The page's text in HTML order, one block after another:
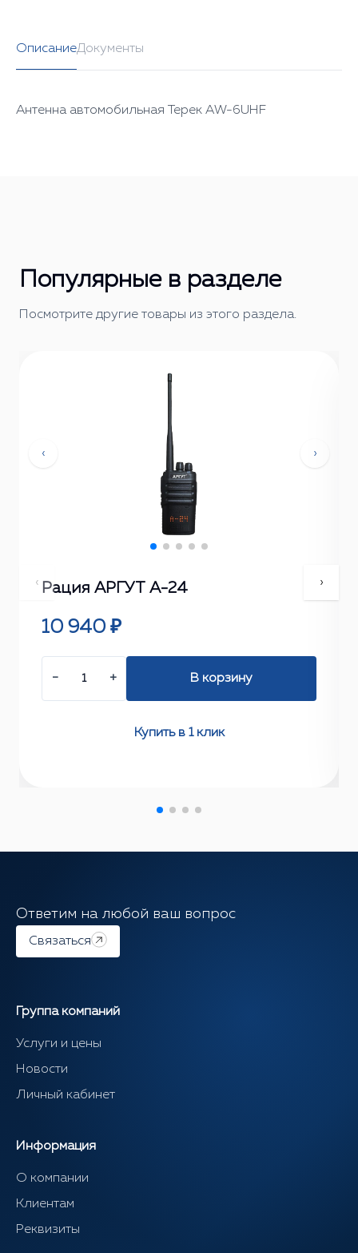
ОписаниеДокументы
Антенна автомобильная Терек AW-6UHF
Популярные в разделе
Посмотрите другие товары из этого раздела.
‹ ›
Рация АРГУТ А-24
10 940 ₽
− + В корзину
Купить в 1 клик
‹ ›
Ответим на любой ваш вопрос
Связаться
Группа компаний
Услуги и цены
Новости
Личный кабинет
Информация
О компании
Клиентам
Реквизиты